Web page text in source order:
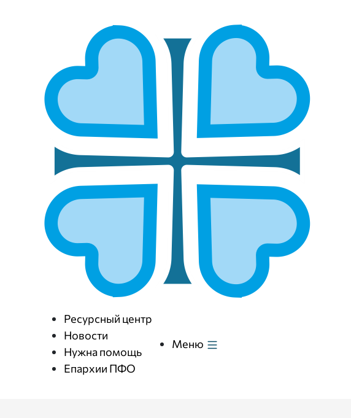
Ресурсный центр
Новости
Нужна помощь
Епархии ПФО
Меню